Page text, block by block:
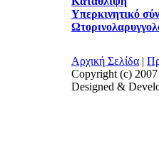
Υπερκινητικό
Αρχική Σελίδα |
Copyright (c)
Designed &